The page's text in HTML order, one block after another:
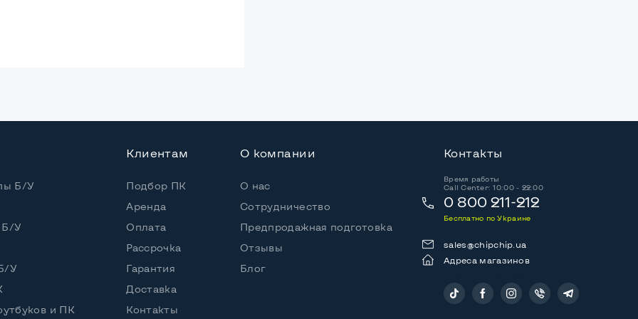
i5-2410M (2,30 - 2,90 GHz)
или HDD
Б/У
Б/У
У
и ПК
Клиентам
Подбор ПК
Аренда
Оплата
Рассрочка
Гарантия
Доставка
Контакты
О компании
О нас
Сотрудничество
Предпродажная подготовка
Отзывы
Блог
Контакты
Время работы
Call Center: 10:00 - 22:00
0 800 211-212
Бесплатно по Украине
sales@chipchip.ua
Адреса магазинов